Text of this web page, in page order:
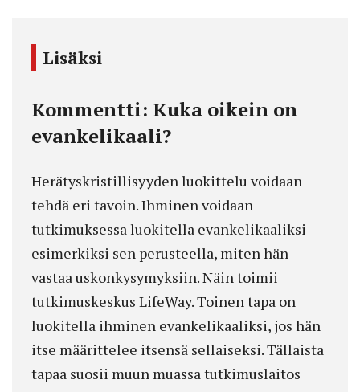
Lisäksi
Kommentti: Kuka oikein on
evankelikaali?
Herätyskristillisyyden luokittelu voidaan
tehdä eri tavoin. Ihminen voidaan
tutkimuksessa luokitella evankelikaaliksi
esimerkiksi sen perusteella, miten hän
vastaa uskonkysymyksiin. Näin toimii
tutkimuskeskus LifeWay. Toinen tapa on
luokitella ihminen evankelikaaliksi, jos hän
itse määrittelee itsensä sellaiseksi. Tällaista
tapaa suosii muun muassa tutkimuslaitos